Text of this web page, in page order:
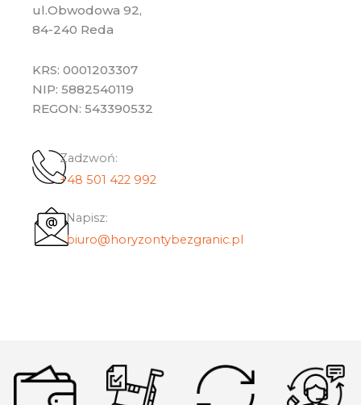
ul.Obwodowa 92,
84-240 Reda
KRS: 0001203307
NIP: 5882540119
REGON: 543390532
Zadzwoń:
+48 501 422 992
Napisz:
biuro@horyzontybezgranic.pl